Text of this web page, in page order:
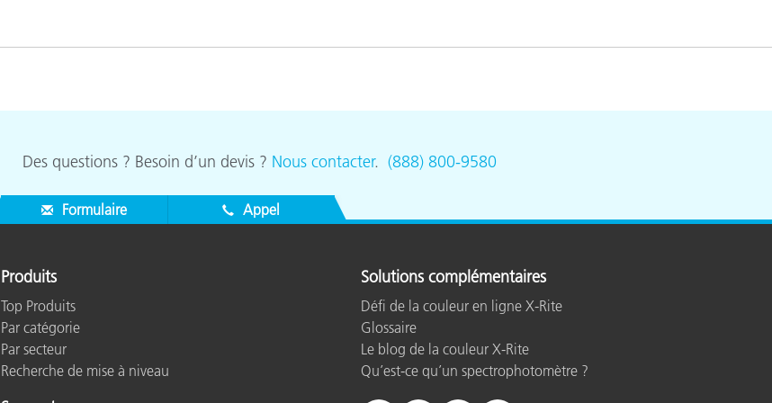
Des questions ? Besoin d’un devis ? Nous contacter. (888) 800-9580
Formulaire Appel
Produits
Top Produits
Par catégorie
Par secteur
Recherche de mise à niveau
Solutions complémentaires
Défi de la couleur en ligne X-Rite
Glossaire
Le blog de la couleur X-Rite
Qu’est-ce qu’un spectrophotomètre ?